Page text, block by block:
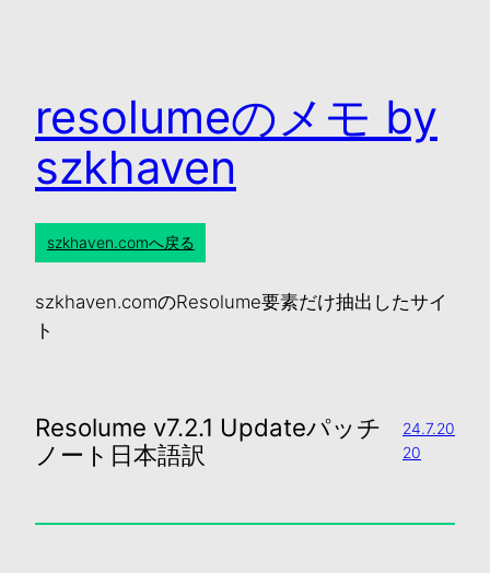
resolumeのメモ by
szkhaven
szkhaven.comへ戻る
szkhaven.comのResolume要素だけ抽出したサイ
ト
Resolume v7.2.1 Updateパッチ
ノート日本語訳
24.7.20
20